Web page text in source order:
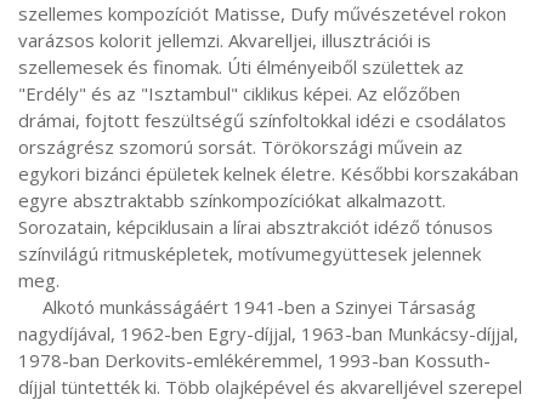
szellemes kompozíciót Matisse, Dufy művészetével rokon
varázsos kolorit jellemzi. Akvarelljei, illusztrációi is
szellemesek és finomak. Úti élményeiből születtek az
"Erdély" és az "Isztambul" ciklikus képei. Az előzőben
drámai, fojtott feszültségű színfoltokkal idézi e csodálatos
országrész szomorú sorsát. Törökországi művein az
egykori bizánci épületek kelnek életre. Későbbi korszakában
egyre absztraktabb színkompozíciókat alkalmazott.
Sorozatain, képciklusain a lírai absztrakciót idéző tónusos
színvilágú ritmusképletek, motívumegyüttesek jelennek
meg.
nagydíjával, 1962-ben Egry-díjjal, 1963-ban Munkácsy-díjjal,
1978-ban Derkovits-emlékéremmel, 1993-ban Kossuth-
díjjal tüntették ki. Több olajképével és akvarelljével szerepel